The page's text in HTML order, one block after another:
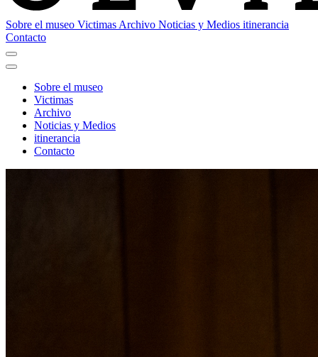
Sobre el museo Victimas Archivo Noticias y Medios itinerancia
Contacto
Sobre el museo
Victimas
Archivo
Noticias y Medios
itinerancia
Contacto